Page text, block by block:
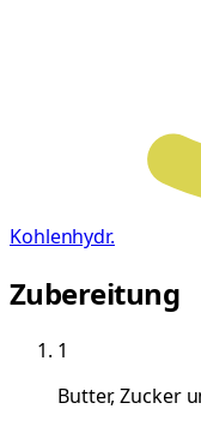
Kohlenhydr.
Zubereitung
1
Butter, Zucker